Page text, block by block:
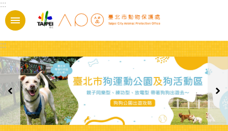
跳到主要內容區塊
:::
:::